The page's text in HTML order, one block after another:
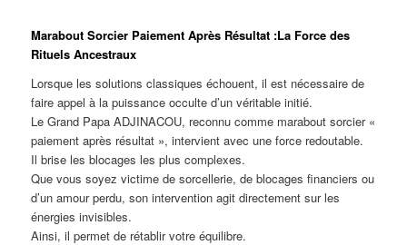
Marabout Sorcier Paiement Après Résultat :La Force des
Rituels Ancestraux
Lorsque les solutions classiques échouent, il est nécessaire de
faire appel à la puissance occulte d’un véritable initié.
Le Grand Papa ADJINACOU, reconnu comme marabout sorcier «
paiement après résultat », intervient avec une force redoutable.
Il brise les blocages les plus complexes.
Que vous soyez victime de sorcellerie, de blocages financiers ou
d’un amour perdu, son intervention agit directement sur les
énergies invisibles.
Ainsi, il permet de rétablir votre équilibre.